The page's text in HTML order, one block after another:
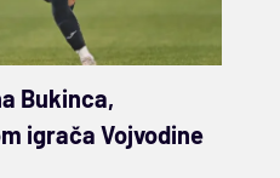
Bukinca,
igrača Vojvodine